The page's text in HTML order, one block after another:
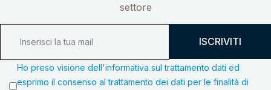
settore
ISCRIVITI
Ho preso visione dell'informativa sul trattamento dati ed
esprimo il consenso al trattamento dei dati per le finalità di